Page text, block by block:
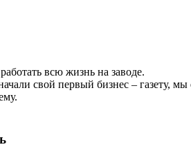
всю жизнь на заводе.
свой первый бизнес – газету,